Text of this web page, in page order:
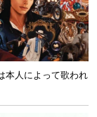
本人によって歌われ